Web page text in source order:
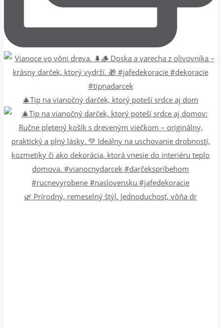
🎄Tip na vianočný darček, ktorý poteší srdce aj dom
🌿 Prírodný, remeselný štýl. Jednoduchosť, vôňa dr